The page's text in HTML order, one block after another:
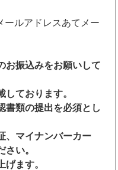
ールアドレスあてメー
お振込みをお願いして
ております。
書類の提出を必須とし
、マイナンバーカー
さい。
ます。